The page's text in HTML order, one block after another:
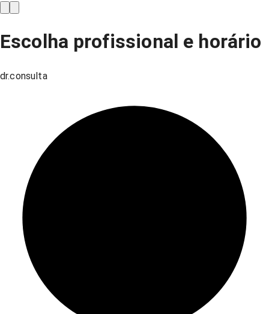
Escolha profissional e horário
dr.consulta